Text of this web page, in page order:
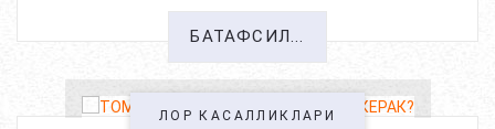
БАТАФСИЛ...
ЛОР КАСАЛЛИКЛАРИ